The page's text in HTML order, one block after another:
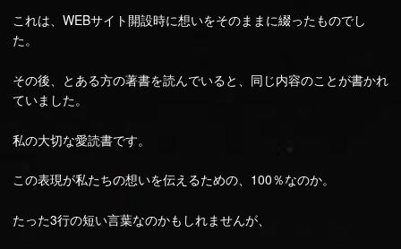
これは、WEBサイト開設時に想いをそのままに綴ったものでし
た。
その後、とある方の著書を読んでいると、同じ内容のことが書かれ
ていました。
私の大切な愛読書です。
この表現が私たちの想いを伝えるための、100％なのか。
たった3行の短い言葉なのかもしれませんが、